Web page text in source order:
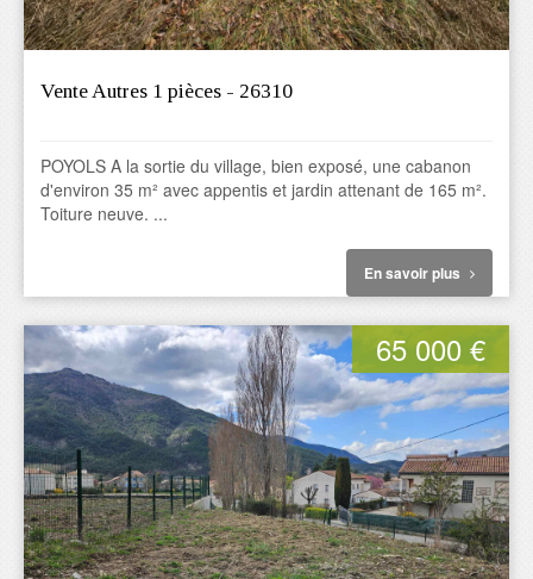
Vente Autres 1 pièces - 26310
POYOLS A la sortie du village, bien exposé, une cabanon
d'environ 35 m² avec appentis et jardin attenant de 165 m².
Toiture neuve. ...
En savoir plus
65 000 €